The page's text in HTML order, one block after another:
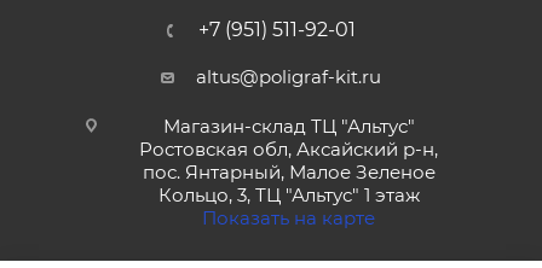
+7 (951) 511-92-01
altus@poligraf-kit.ru
Магазин-склад ТЦ "Альтус"
Ростовская обл, Аксайский р-н,
пос. Янтарный, Малое Зеленое
Кольцо, 3, ТЦ "Альтус" 1 этаж
Показать на карте